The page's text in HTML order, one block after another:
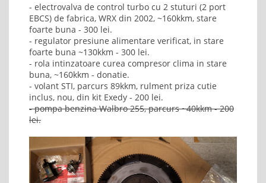
- electrovalva de control turbo cu 2 stuturi (2 port
EBCS) de fabrica, WRX din 2002, ~160kkm, stare
foarte buna - 300 lei.
- regulator presiune alimentare verificat, in stare
foarte buna ~130kkm - 300 lei.
- rola intinzatoare curea compresor clima in stare
buna, ~160kkm - donatie.
- volant STI, parcurs 89kkm, rulment priza cutie
inclus, nou, din kit Exedy - 200 lei.
- pompa benzina Walbro 255, parcurs ~40kkm - 200
lei.